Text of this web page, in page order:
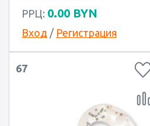
РРЦ: 0.00 BYN
Вход / Регистрация
67